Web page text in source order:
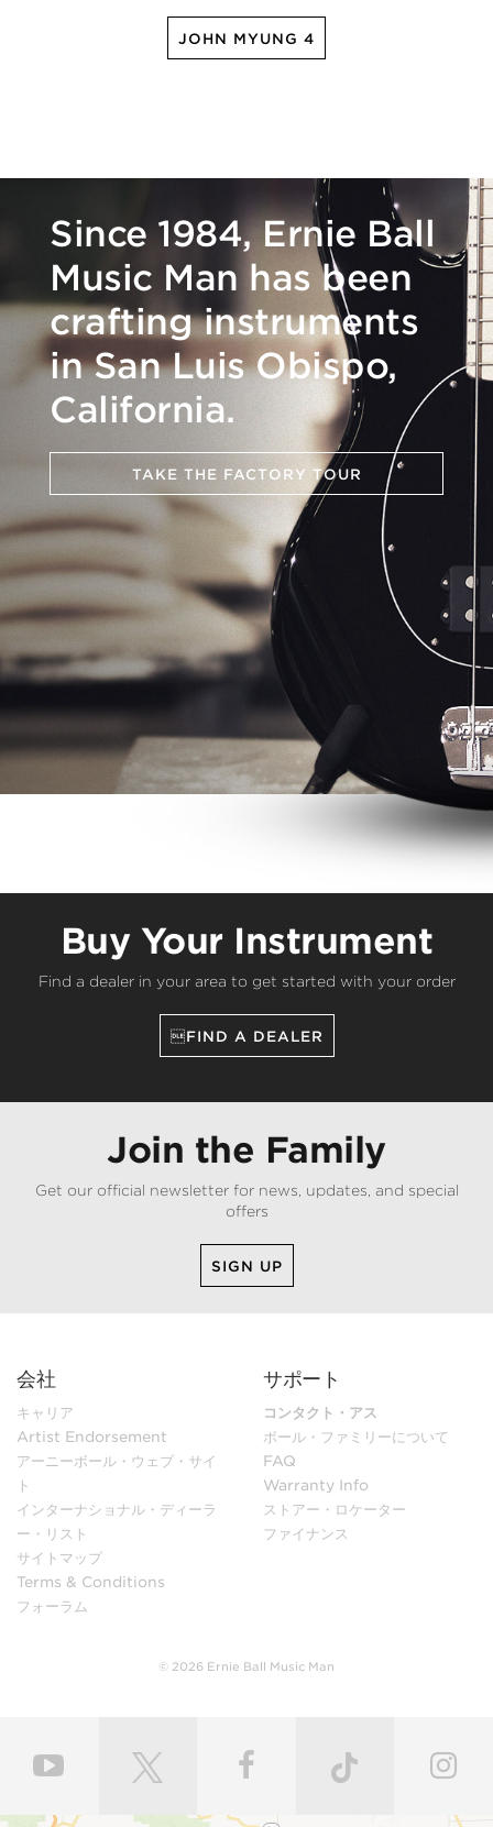
JOHN MYUNG 4
Since 1984, Ernie Ball
Music Man has been
crafting instruments
in San Luis Obispo,
California.
TAKE THE FACTORY TOUR
Buy Your Instrument
Find a dealer in your area to get started with your order
FIND A DEALER
Join the Family
Get our official newsletter for news, updates, and special
offers
SIGN UP
会社
キャリア
Artist Endorsement
アーニーボール・ウェブ・サイ
ト
インターナショナル・ディーラ
ー・リスト
サイトマップ
Terms & Conditions
フォーラム
サポート
コンタクト・アス
ボール・ファミリーについて
FAQ
Warranty Info
ストアー・ロケーター
ファイナンス
© 2026 Ernie Ball Music Man